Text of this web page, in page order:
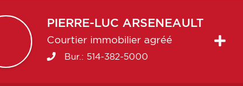
PIERRE-LUC ARSENEAULT
Courtier immobilier agréé
Bur.: 514-382-5000